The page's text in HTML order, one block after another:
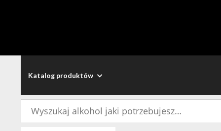
Katalog produktów